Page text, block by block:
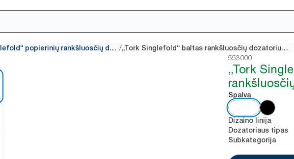
„Singlefold“ popierinių rankšluosčių dozatoriai / „Tork Singlefold“ baltas rankšluosčių dozatorius H3
553000
„Tork
Spalva
Dizaino linija
Dozatoriaus tipas
Subkategorija